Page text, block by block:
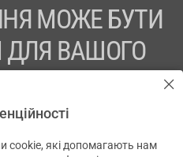
МОЖЕ БУТИ
ВАШОГО
ПРОКОНСУЛЬТУЙТЕСЬ
cookie, які допомагають нам